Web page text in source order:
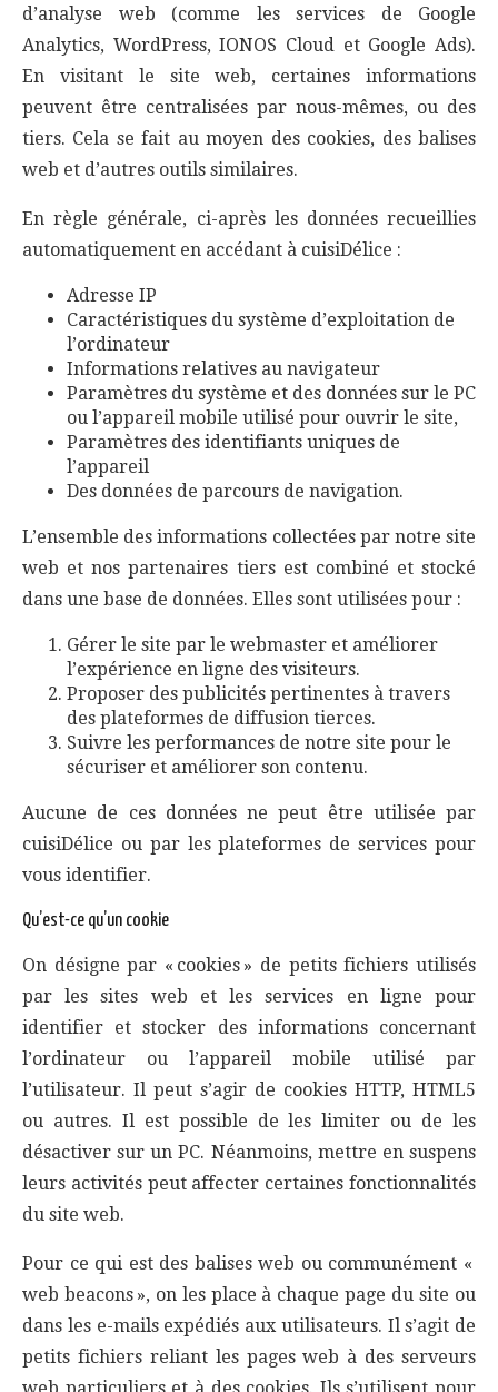
d’analyse web (comme les services de Google
Analytics, WordPress, IONOS Cloud et Google Ads).
En visitant le site web, certaines informations
peuvent être centralisées par nous-mêmes, ou des
tiers. Cela se fait au moyen des cookies, des balises
web et d’autres outils similaires.
En règle générale, ci-après les données recueillies
automatiquement en accédant à cuisiDélice :
Adresse IP
Caractéristiques du système d’exploitation de
l’ordinateur
Informations relatives au navigateur
Paramètres du système et des données sur le PC
ou l’appareil mobile utilisé pour ouvrir le site,
Paramètres des identifiants uniques de
l’appareil
Des données de parcours de navigation.
L’ensemble des informations collectées par notre site
web et nos partenaires tiers est combiné et stocké
dans une base de données. Elles sont utilisées pour :
Gérer le site par le webmaster et améliorer
l’expérience en ligne des visiteurs.
Proposer des publicités pertinentes à travers
des plateformes de diffusion tierces.
Suivre les performances de notre site pour le
sécuriser et améliorer son contenu.
Aucune de ces données ne peut être utilisée par
cuisiDélice ou par les plateformes de services pour
vous identifier.
Qu’est-ce qu’un cookie
On désigne par « cookies » de petits fichiers utilisés
par les sites web et les services en ligne pour
identifier et stocker des informations concernant
l’ordinateur ou l’appareil mobile utilisé par
l’utilisateur. Il peut s’agir de cookies HTTP, HTML5
ou autres. Il est possible de les limiter ou de les
désactiver sur un PC. Néanmoins, mettre en suspens
leurs activités peut affecter certaines fonctionnalités
du site web.
Pour ce qui est des balises web ou communément «
web beacons », on les place à chaque page du site ou
dans les e-mails expédiés aux utilisateurs. Il s’agit de
petits fichiers reliant les pages web à des serveurs